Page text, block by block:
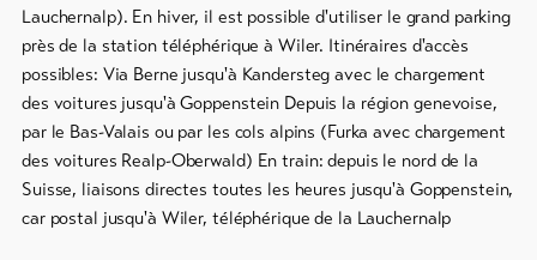
Lauchernalp). En hiver, il est possible d'utiliser le grand parking
près de la station téléphérique à Wiler. Itinéraires d'accès
possibles: Via Berne jusqu'à Kandersteg avec le chargement
des voitures jusqu'à Goppenstein Depuis la région genevoise,
par le Bas-Valais ou par les cols alpins (Furka avec chargement
des voitures Realp-Oberwald) En train: depuis le nord de la
Suisse, liaisons directes toutes les heures jusqu'à Goppenstein,
car postal jusqu'à Wiler, téléphérique de la Lauchernalp